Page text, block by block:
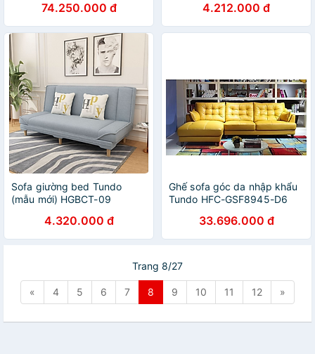
SFDLCT30 3m3 x 1m7 hàng
cao cấp chuẩn da bò nhập
khẩu Ý
74.250.000 đ 4.212.000 đ
Sofa giường bed Tundo
(mẫu mới) HGBCT-09
4.320.000 đ
Ghế sofa góc da nhập khẩu
Tundo HFC-GSF8945-D6
33.696.000 đ
Trang 8/27
« 4 5 6 7 8 9 10 11 12 »